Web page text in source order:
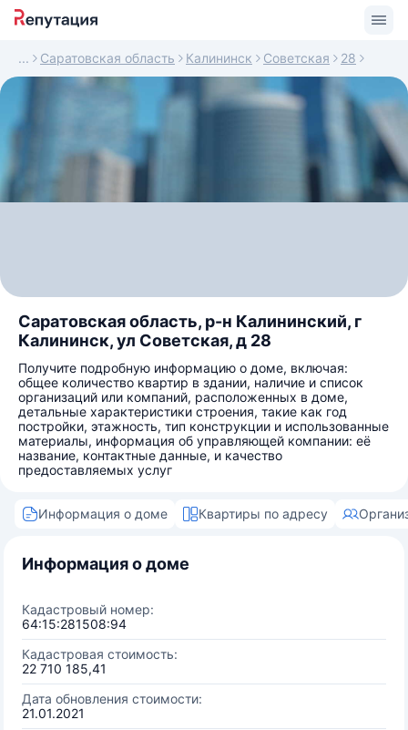
Саратовская область Калининск Советская 28
Саратовская область, р-н Калининский, г
Калининск, ул Советская, д 28
Получите подробную информацию о доме, включая:
общее количество квартир в здании, наличие и список
организаций или компаний, расположенных в доме,
детальные характеристики строения, такие как год
постройки, этажность, тип конструкции и использованные
материалы, информация об управляющей компании: её
название, контактные данные, и качество
предоставляемых услуг
Информация о доме Квартиры по адресу
Информация о доме
Кадастровый номер:
64:15:281508:94
Кадастровая стоимость:
22 710 185,41
Дата обновления стоимости:
21.01.2021